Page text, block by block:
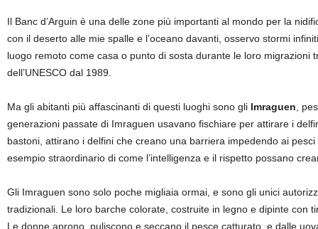
Il Banc d’Arguin è una delle zone più importanti al mondo per la
con il deserto alle mie spalle e l’oceano davanti, osservo stormi
luogo remoto come casa o punto di sosta durante le loro migrazioni
dell’UNESCO dal 1989.
Ma gli abitanti più affascinanti di questi luoghi sono gli Imraguen,
generazioni passate di Imraguen usavano fischiare per attirare i
bastoni, attirano i delfini che creano una barriera impedendo ai
esempio straordinario di come l’intelligenza e il rispetto possano
Gli Imraguen sono solo poche migliaia ormai, e sono gli unici
tradizionali. Le loro barche colorate, costruite in legno e dipinte con
Le donne aprono, puliscono e seccano il pesce catturato, e dalle